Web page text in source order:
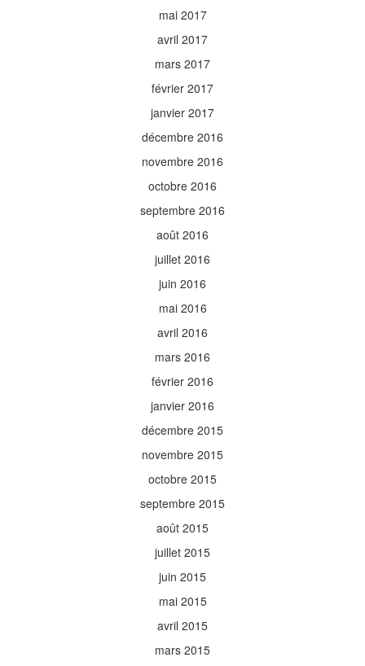
mai 2017
avril 2017
mars 2017
février 2017
janvier 2017
décembre 2016
novembre 2016
octobre 2016
septembre 2016
août 2016
juillet 2016
juin 2016
mai 2016
avril 2016
mars 2016
février 2016
janvier 2016
décembre 2015
novembre 2015
octobre 2015
septembre 2015
août 2015
juillet 2015
juin 2015
mai 2015
avril 2015
mars 2015